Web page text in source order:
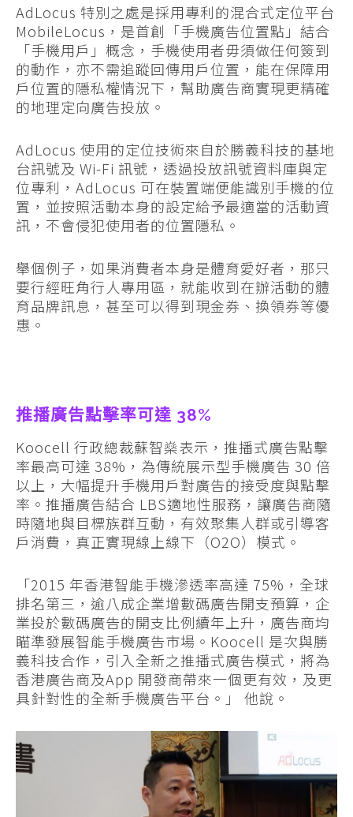
AdLocus 特別之處是採用專利的混合式定位平台
MobileLocus，是首創「手機廣告位置點」結合
「手機用戶」概念，手機使用者毋須做任何簽到
的動作，亦不需追蹤回傳用戶位置，能在保障用
戶位置的隱私權情況下，幫助廣告商實現更精確
的地理定向廣告投放。
AdLocus 使用的定位技術來自於勝義科技的基地
台訊號及 Wi-Fi 訊號，透過投放訊號資料庫與定
位專利，AdLocus 可在裝置端便能識別手機的位
置，並按照活動本身的設定給予最適當的活動資
訊，不會侵犯使用者的位置隱私。
舉個例子，如果消費者本身是體育愛好者，那只
要行經旺角行人專用區，就能收到在辦活動的體
育品牌訊息，甚至可以得到現金券、換領券等優
惠。
推播廣告點擊率可達 38%
Koocell 行政總裁蘇智燊表示，推播式廣告點擊
率最高可達 38%，為傳統展示型手機廣告 30 倍
以上，大幅提升手機用戶對廣告的接受度與點擊
率。推播廣告結合 LBS適地性服務，讓廣告商隨
時隨地與目標族群互動，有效聚集人群或引導客
戶消費，真正實現線上線下（O2O）模式。
「2015 年香港智能手機滲透率高達 75%，全球
排名第三，逾八成企業增數碼廣告開支預算，企
業投於數碼廣告的開支比例續年上升，廣告商均
瞄準發展智能手機廣告市場。Koocell 是次與勝
義科技合作，引入全新之推播式廣告模式，將為
香港廣告商及App 開發商帶來一個更有效，及更
具針對性的全新手機廣告平台。」 他說。